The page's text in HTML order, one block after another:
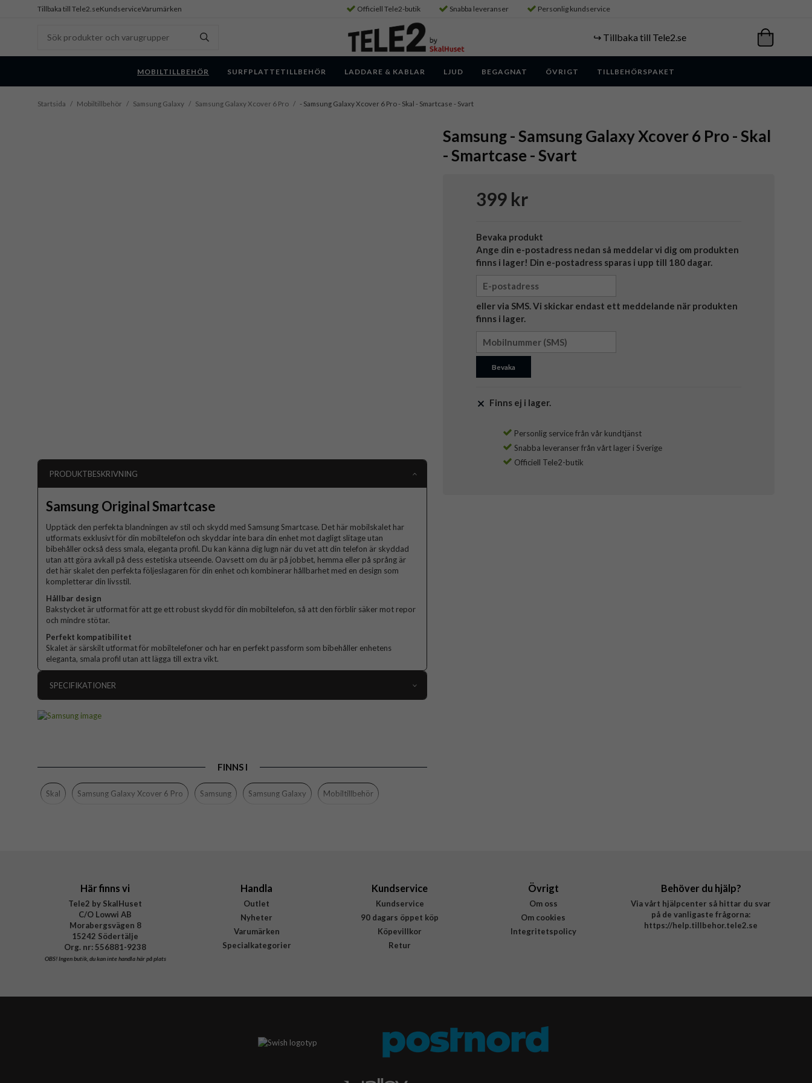
Tillbaka till Tele2.seKundserviceVarumärken Officiell Tele2-butik Snabba leveranser Personlig kundservice
↪️ Tillbaka till Tele2.se
MOBILTILLBEHÖR SURFPLATTETILLBEHÖR LADDARE & KABLAR LJUD BEGAGNAT ÖVRIGT TILLBEHÖRSPAKET
Startsida / Mobiltillbehör / Samsung Galaxy / Samsung Galaxy Xcover 6 Pro / - Samsung Galaxy Xcover 6 Pro - Skal - Smartcase - Svart
Samsung - Samsung Galaxy Xcover 6 Pro - Skal
- Smartcase - Svart
399 kr
Bevaka produkt
Ange din e-postadress nedan så meddelar vi dig om produkten
finns i lager! Din e-postadress sparas i upp till 180 dagar.
eller via SMS. Vi skickar endast ett meddelande när produkten
finns i lager.
Bevaka
Finns ej i lager.
Personlig service från vår kundtjänst
Snabba leveranser från vårt lager i Sverige
Officiell Tele2-butik
PRODUKTBESKRIVNING
Samsung Original Smartcase
Upptäck den perfekta blandningen av stil och skydd med Samsung Smartcase. Det här mobilskalet har
utformats exklusivt för din mobiltelefon och skyddar inte bara din enhet mot dagligt slitage utan
bibehåller också dess smala, eleganta profil. Du kan känna dig lugn när du vet att din telefon är skyddad
utan att göra avkall på dess estetiska utseende. Oavsett om du är på jobbet, hemma eller på språng är
det här skalet den perfekta följeslagaren för din enhet och kombinerar hållbarhet med en design som
kompletterar din livsstil.
Hållbar design
Bakstycket är utformat för att ge ett robust skydd för din mobiltelefon, så att den förblir säker mot repor
och mindre stötar.
Perfekt kompatibilitet
Skalet är särskilt utformat för mobiltelefoner och har en perfekt passform som bibehåller enhetens
eleganta, smala profil utan att lägga till extra vikt.
SPECIFIKATIONER
Egenskaper
Stöttålig
Färg
FINNS I
Skal Samsung Galaxy Xcover 6 Pro Samsung Samsung Galaxy Mobiltillbehör
Här finns vi
Tele2 by SkalHuset
C/O Lowwi AB
Morabergsvägen 8
15242 Södertälje
Org. nr: 556881-9238
OBS!Ingen butik, du kan inte handla här på plats
Handla
Outlet
Nyheter
Varumärken
Specialkategorier
Kundservice
Kundservice
90 dagars öppet köp
Köpevillkor
Retur
Övrigt
Om oss
Om cookies
Integritetspolicy
Behöver du hjälp?
Via vårt hjälpcenter så hittar du svar
på de vanligaste frågorna:
https://help.tillbehor.tele2.se